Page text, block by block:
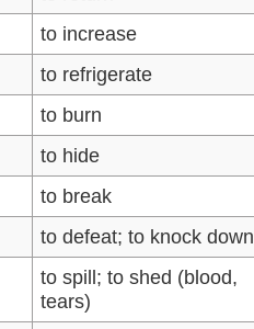
to increase
to refrigerate
to burn
to hide
to break
to defeat; to knock down
to spill; to shed (blood,
tears)